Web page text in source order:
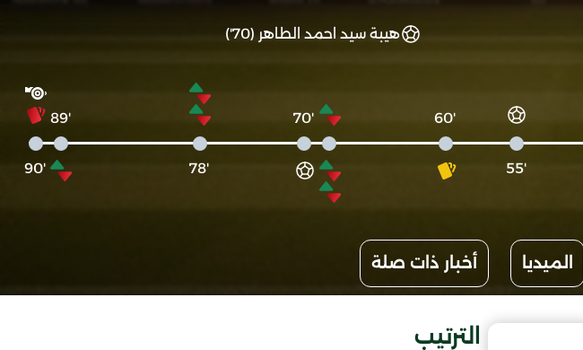
هيبة سيد احمد الطاهر (70')
'55
'60
'70
'78
'89
'90
الميديا أخبار ذات صلة
الترتيب